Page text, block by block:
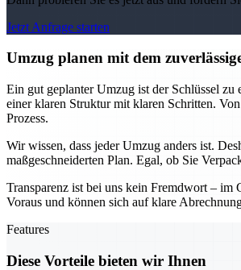
Jetzt Anfrage starten
Umzug planen mit dem
Ein gut geplanter Umzug ist der Schlüssel zu
einer klaren Struktur mit klaren Schritten.
Prozess.
Wir wissen, dass jeder Umzug anders ist.
maßgeschneiderten Plan. Egal, ob Sie
Transparenz ist bei uns kein Fremdwort – im
Voraus und können sich auf klare
Features
Diese Vorteile bieten wir Ihnen